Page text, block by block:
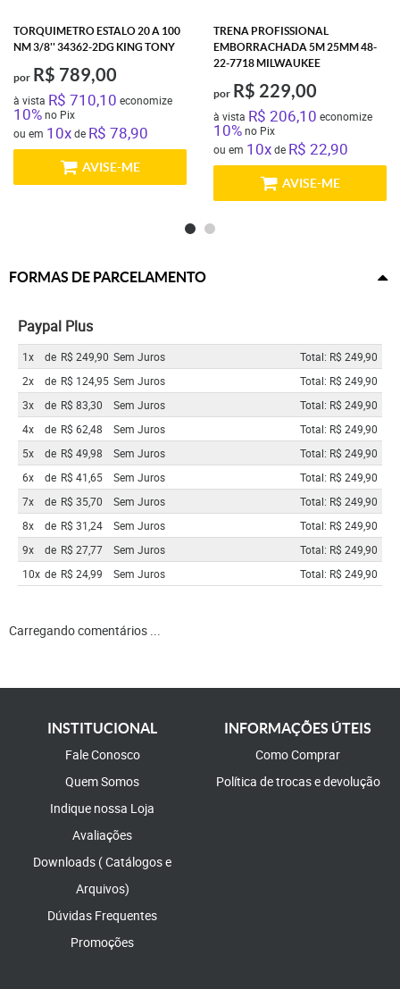
TORQUIMETRO ESTALO 20 A 100
NM 3/8'' 34362-2DG KING TONY
por R$ 789,00
à vista R$ 710,10 economize
10%no Pix
ou em 10xde R$ 78,90
AVISE-ME
TRENA PROFISSIONAL
EMBORRACHADA 5M 25MM 48-
22-7718 MILWAUKEE
por R$ 229,00
à vista R$ 206,10 economize
10%no Pix
ou em 10xde R$ 22,90
AVISE-ME
FORMAS DE PARCELAMENTO
Paypal Plus
1x de R$ 249,90 Sem Juros
Total: R$ 249,90
2x
de R$ 124,95 Sem Juros
Total: R$ 249,90
3x
de R$ 83,30 Sem Juros
Total: R$ 249,90
4x
de R$ 62,48 Sem Juros
Total: R$ 249,90
5x
de R$ 49,98 Sem Juros
Total: R$ 249,90
6x
de R$ 41,65 Sem Juros
Total: R$ 249,90
7x
de R$ 35,70 Sem Juros
Total: R$ 249,90
8x
de R$ 31,24 Sem Juros
Total: R$ 249,90
9x
de R$ 27,77 Sem Juros
Total: R$ 249,90
10x de R$ 24,99 Sem Juros Total: R$ 249,90
Carregando comentários ...
INSTITUCIONAL
Fale Conosco
Quem Somos
Indique nossa Loja
Avaliações
Downloads ( Catálogos e
Arquivos)
Dúvidas Frequentes
Promoções
INFORMAÇÕES ÚTEIS
Como Comprar
Política de trocas e devolução